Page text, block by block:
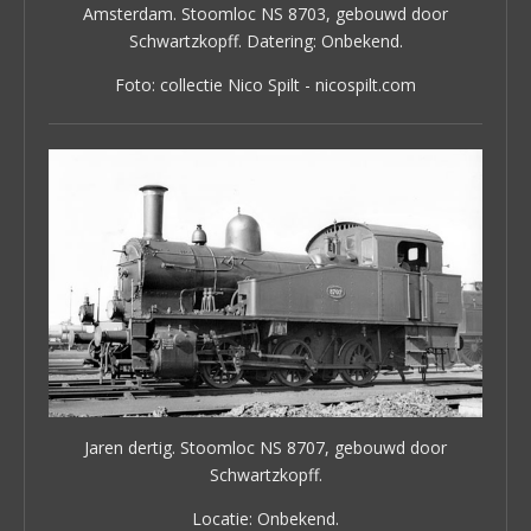
Amsterdam. Stoomloc NS 8703, gebouwd door
Schwartzkopff. Datering: Onbekend.
Foto: collectie Nico Spilt - nicospilt.com
Jaren dertig. Stoomloc NS 8707, gebouwd door
Schwartzkopff.
Locatie: Onbekend.